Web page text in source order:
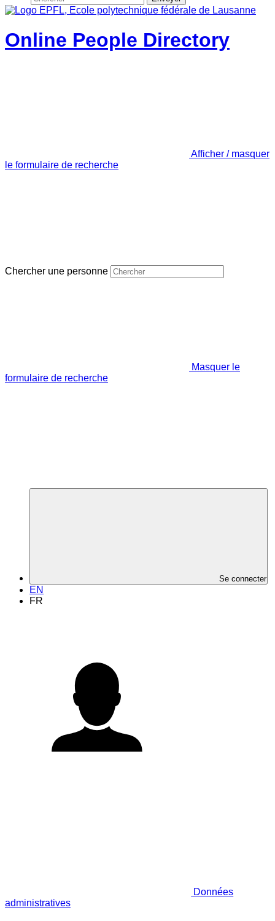
Online People Directory
Afficher / masquer
le formulaire de recherche
Chercher une personne
Masquer le
formulaire de recherche
Se connecter
EN
FR
Données
administratives